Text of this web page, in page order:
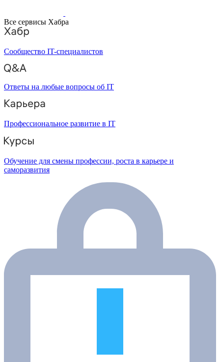
Все сервисы Хабра
Сообщество IT-специалистов
Ответы на любые вопросы об IT
Профессиональное развитие в IT
Обучение для смены профессии, роста в карьере и
саморазвития